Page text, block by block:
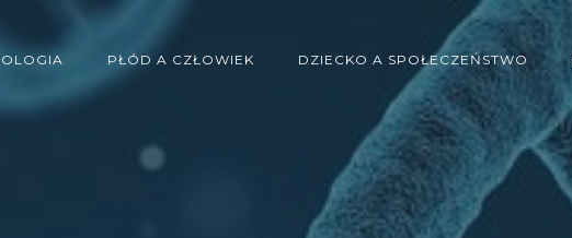
PŁÓD A CZŁOWIEK DZIECKO A SPOŁECZEŃSTWO